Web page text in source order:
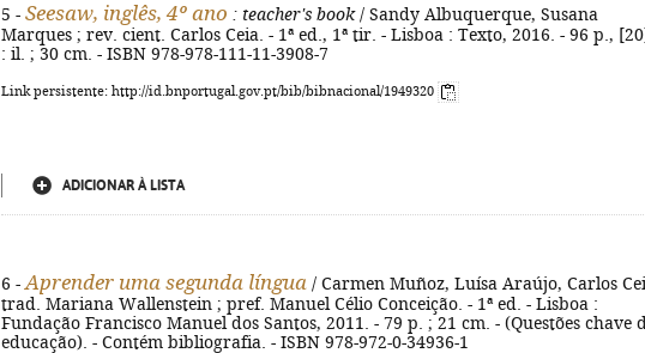
5 - Seesaw, inglês, 4º ano : teacher's book/ Sandy Albuquerque, Susana
Marques ; rev. cient. Carlos Ceia. - 1ª ed., 1ª tir. - Lisboa : Texto, 2016. - 96 p.,
: il. ; 30 cm. - ISBN 978-978-111-11-3908-7
Link persistente: http://id.bnportugal.gov.pt/bib/bibnacional/1949320
ADICIONAR À LISTA
6 - Aprender uma segunda língua / Carmen Muñoz, Luísa Araújo, Carlos
trad. Mariana Wallenstein ; pref. Manuel Célio Conceição. - 1ª ed. - Lisboa :
Fundação Francisco Manuel dos Santos, 2011. - 79 p. ; 21 cm. - (Questões chave
educação). - Contém bibliografia. - ISBN 978-972-0-34936-1